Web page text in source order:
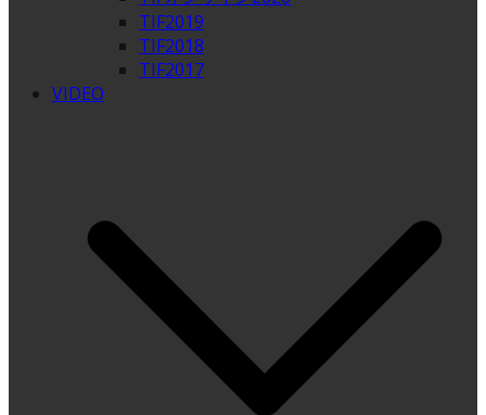
TIF2019
TIF2018
TIF2017
VIDEO